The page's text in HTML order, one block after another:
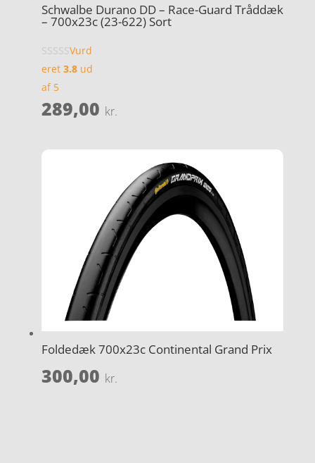
Schwalbe Durano DD – Race-Guard Tråddæk
– 700x23c (23-622) Sort
Vurd
eret 3.8ud
af 5
289,00 kr.
Foldedæk 700x23c Continental Grand Prix
300,00 kr.